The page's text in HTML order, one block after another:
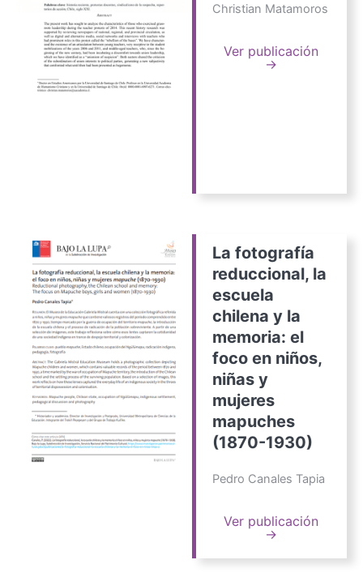
Christian Matamoros
Ver publicación
→
La fotografía
reduccional, la
escuela
chilena y la
memoria: el
foco en niños,
niñas y
mujeres
mapuches
(1870-1930)
Pedro Canales Tapia
Ver publicación
→